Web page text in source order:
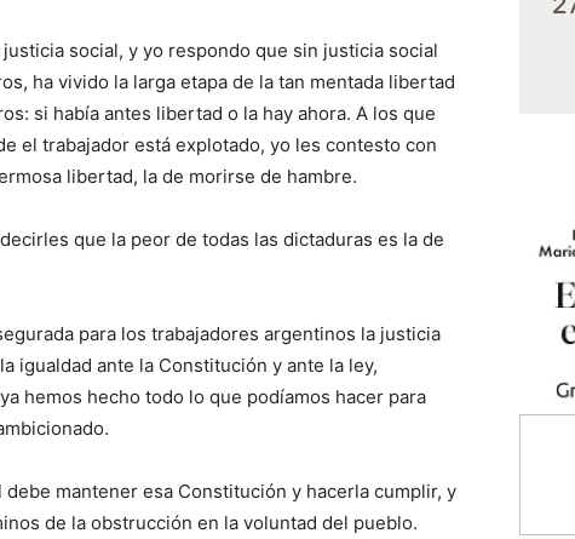
social, y yo respondo que sin justicia social
ha vivido la larga etapa de la tan mentada libertad
si había antes libertad o la hay ahora. A los que
el trabajador está explotado, yo les contesto con
libertad, la de morirse de hambre.
que la peor de todas las dictaduras es la de
para los trabajadores argentinos la justicia
igualdad ante la Constitución y ante la ley,
hemos hecho todo lo que podíamos hacer para
mantener esa Constitución y hacerla cumplir, y
de la obstrucción en la voluntad del pueblo.